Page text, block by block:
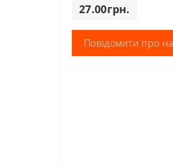
27.00грн.
Повідомити про